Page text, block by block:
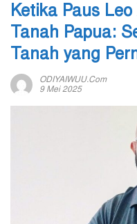
Ketika Paus
Tanah Papua:
Tanah yang
ODIYAIWUU.com
9 Mei 2025